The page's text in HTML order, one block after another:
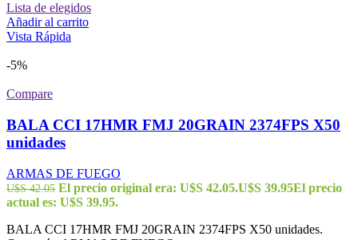
Lista de elegidos
Añadir al carrito
Vista Rápida
-5%
Compare
BALA CCI 17HMR FMJ 20GRAIN 2374FPS X50
unidades
ARMAS DE FUEGO
U$S42.05 El precio original era: U$S 42.05.U$S 39.95El precio
actual es: U$S 39.95.
BALA CCI 17HMR FMJ 20GRAIN 2374FPS X50 unidades.